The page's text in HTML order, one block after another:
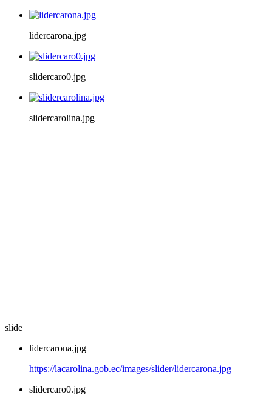
lidercarona.jpg
slidercaro0.jpg
slidercarolina.jpg
slide
lidercarona.jpg
https://lacarolina.gob.ec/images/slider/lidercarona.jpg
slidercaro0.jpg